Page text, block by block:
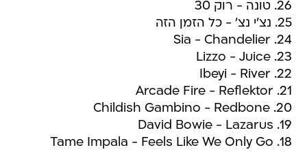
26. טונה - רוק 30
25. נצ'י נצ' - כל הזמן הזה
24. Sia - Chandelier
23. Lizzo - Juice
22. Ibeyi - River
21. Arcade Fire - Reflektor
20. Childish Gambino - Redbone
19. David Bowie - Lazarus
18. Tame Impala - Feels Like We Only Go